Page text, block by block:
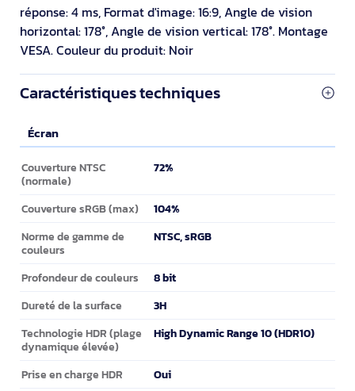
réponse: 4 ms, Format d'image: 16:9, Angle de vision
horizontal: 178°, Angle de vision vertical: 178°. Montage
VESA. Couleur du produit: Noir
Caractéristiques techniques
Écran
Écran
Couverture NTSC
(normale)
72%
Couverture sRGB (max) 104%
Norme de gamme de
couleurs
NTSC, sRGB
Profondeur de couleurs 8 bit
Dureté de la surface 3H
Technologie HDR (plage
dynamique élevée)
High Dynamic Range 10 (HDR10)
Prise en charge HDR Oui